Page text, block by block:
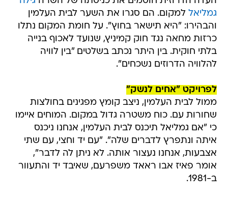
גמליאל למקום. הם סגרו את השער לבית העלמין
והבהירו: "היא תישאר בחוץ". על חומת המקום נתלו
כרזות מחאה נגד חוק קמיניץ, שנועד לאכוף בנייה
בלתי חוקית. בין היתר נכתב בשלטים "בין לוויה
להלוויה הדרוזים נשכחים".
לפרויקט "אחים לנשק"
ממול לבית העלמין, ניצב קומץ מפגינים בחולצות
שחורות עם. כוח משטרה גדול במקום. המוחים איימו
כי "אם גמליאל תיכנס לבית העלמין, אנחנו ניכנס
איתה ונתפרץ לדברים שלה". "עם יד וחצי, עם שתי
אצבעות, אנחנו נעצור אותה. לא ניתן לה לדבר",
אומר פאיז אבו ראאד משפרעם, שאיבד יד והתעוור
ב-1981.